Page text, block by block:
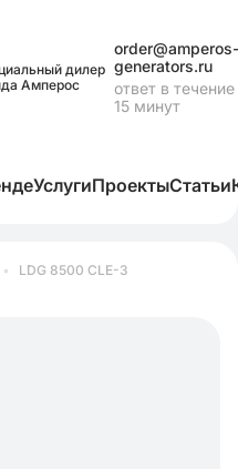
дилер
Амперос
order@amperos-
generators.ru
ответ в течение
15 минут
УслугиПроектыСтатьи
• LDG 8500 СLE-3